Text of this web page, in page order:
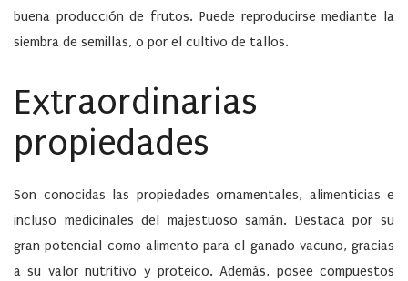
buena producción de frutos. Puede reproducirse mediante la
siembra de semillas, o por el cultivo de tallos.
Extraordinarias
propiedades
Son conocidas las propiedades ornamentales, alimenticias e
incluso medicinales del majestuoso samán. Destaca por su
gran potencial como alimento para el ganado vacuno, gracias
a su valor nutritivo y proteico. Además, posee compuestos